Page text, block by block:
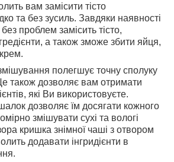
вам замісити тісто
та без зусиль. Завдяки наявності
проблем замісить тісто,
а також зможе збити яйця,
полегшує точну сполуку
Це також дозволяє вам отримати
які Ви використовуєте.
дозволяє їм досягати кожного
змішувати сухі та вологі
кришка знімної чаші з отвором
додавати інгридієнти в